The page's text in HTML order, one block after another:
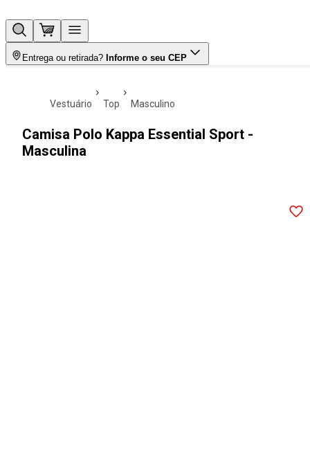
Entrega ou retirada? Informe o seu CEP
vestuário top masculino
Camisa Polo Kappa Essential Sport -
Masculina